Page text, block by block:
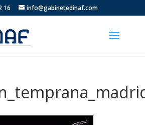
16 info@gabinetedinaf.com